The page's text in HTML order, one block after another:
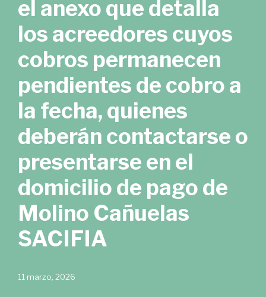
el anexo que detalla
los acreedores cuyos
cobros permanecen
pendientes de cobro a
la fecha, quienes
deberán contactarse o
presentarse en el
domicilio de pago de
Molino Cañuelas
SACIFIA
11 marzo, 2026